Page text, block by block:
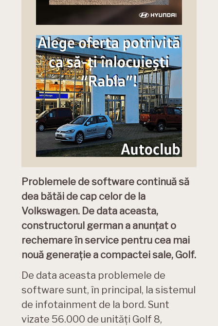
Problemele de software continuă să
dea bătăi de cap celor de la
Volkswagen. De data aceasta,
constructorul german a anunțat o
rechemare în service pentru cea mai
nouă generație a compactei sale, Golf.
De data aceasta problemele de
software sunt, în principal, la sistemul
de infotainment de la bord. Sunt
vizate 56.000 de unități Golf 8,